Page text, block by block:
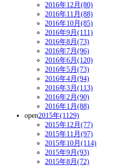
2016年12月(80)
2016年11月(88)
2016年10月(85)
2016年9月(111)
2016年8月(73)
2016年7月(96)
2016年6月(120)
2016年5月(73)
2016年4月(94)
2016年3月(113)
2016年2月(90)
2016年1月(88)
open2015年(1129)
2015年12月(77)
2015年11月(97)
2015年10月(114)
2015年9月(93)
2015年8月(72)